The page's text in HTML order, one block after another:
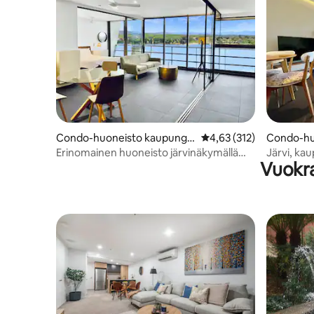
Condo-huoneisto kaupungis
sa Canberra
Keskimääräinen arvio
4,63 (312)
Erinomainen huoneisto järvinäkymällä
Condo-
ssa
Järvi,
New